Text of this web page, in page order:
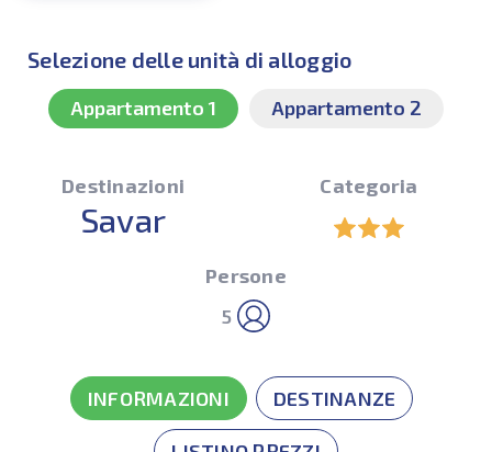
Selezione delle unità di alloggio
Appartamento 1 Appartamento 2
Destinazioni
Savar
Categoria
Persone
5
INFORMAZIONI DESTINANZE